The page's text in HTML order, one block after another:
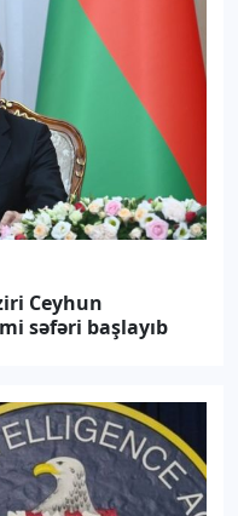
Ceyhun
səfəri başlayıb